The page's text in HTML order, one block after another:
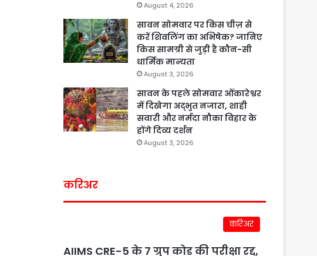
August 4, 2026
सावन सोमवार पर किस चीज़ से
करें शिवलिंग का अभिषेक? जानिए
किस सामग्री से जुड़ी है कौन-सी
धार्मिक मान्यता
August 3, 2026
सावन के पहले सोमवार ओंकारेश्वर
में दिखेगा अद्भुत नजारा, शाही
सवारी और नर्मदा नौका विहार के
होंगे दिव्य दर्शन
August 3, 2026
करिअर
करिअर
AIIMS CRE-5 के 7 ग्रुप कोड की परीक्षा रद्द,